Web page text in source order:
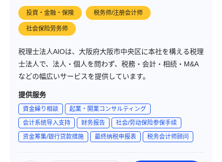
投資・金融・保険 税务师/注册会计师
社会保险劳务师
税理士法人AIOは、大阪府大阪市中央区に本社を構える税理
士法人で、法人・個人を問わず、税務・会計・相続・M&A
などの幅広いサービスを提供しています。
提供服务
資金繰り相談
起業・開業コンサルティング
会计系统导入支持
财务报告
社会/劳动保险参保手续
资金筹集/银行贷款措施
最终纳税申报表 税务会计师顾问